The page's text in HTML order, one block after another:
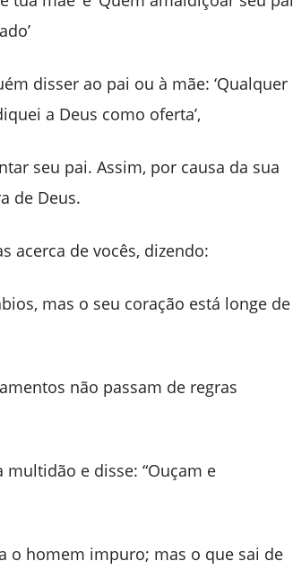
disser ao pai ou à mãe: ‘Qualquer
a Deus como oferta’,
seu pai. Assim, por causa da sua
de Deus.
acerca de vocês, dizendo:
mas o seu coração está longe de
não passam de regras
e disse: “Ouçam e
o homem impuro; mas o que sai de